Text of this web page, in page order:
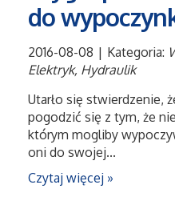
Zajęcia
do
2016-08-08 | Kategoria:
Elektryk, Hydraulik
Utarło się stwierdzenie,
pogodzić się z tym, że
którym mogliby
oni do swojej...
Czytaj więcej »